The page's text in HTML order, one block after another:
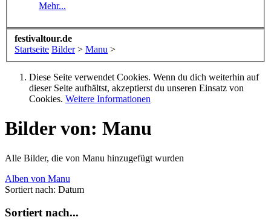
Mehr...
festivaltour.de
Startseite Bilder > Manu >
Diese Seite verwendet Cookies. Wenn du dich weiterhin auf
dieser Seite aufhältst, akzeptierst du unseren Einsatz von
Cookies. Weitere Informationen
Bilder von: Manu
Alle Bilder, die von Manu hinzugefügt wurden
Alben von Manu
Sortiert nach: Datum
Sortiert nach...